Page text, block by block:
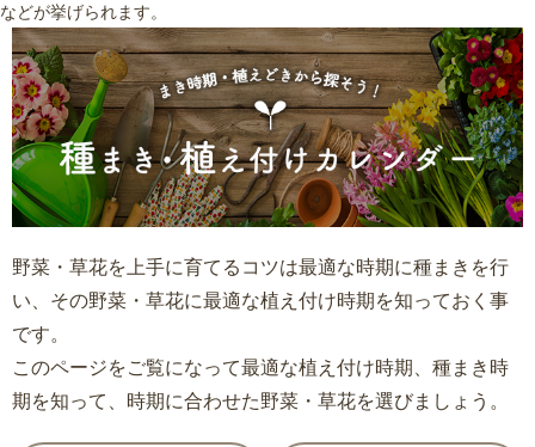
などが挙げられます。
野菜・草花を上手に育てるコツは最適な時期に種まきを行
い、その野菜・草花に最適な植え付け時期を知っておく事
です。
このページをご覧になって最適な植え付け時期、種まき時
期を知って、時期に合わせた野菜・草花を選びましょう。